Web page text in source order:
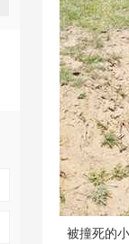
被撞死的小